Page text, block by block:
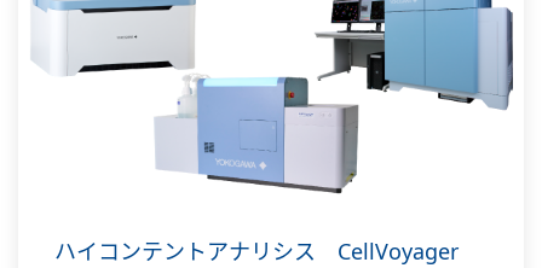
ハイコンテントアナリシス CellVoyager